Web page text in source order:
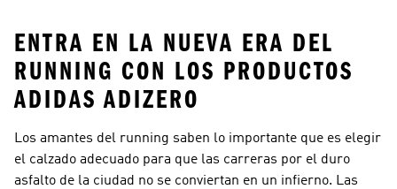
ENTRA EN LA NUEVA ERA DEL
RUNNING CON LOS PRODUCTOS
ADIDAS ADIZERO
Los amantes del running saben lo importante que es elegir
el calzado adecuado para que las carreras por el duro
asfalto de la ciudad no se conviertan en un infierno. Las